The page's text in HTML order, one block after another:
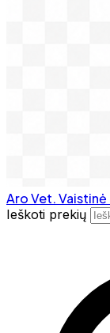
Aro Vet. Vaistinė
Ieškoti prekių